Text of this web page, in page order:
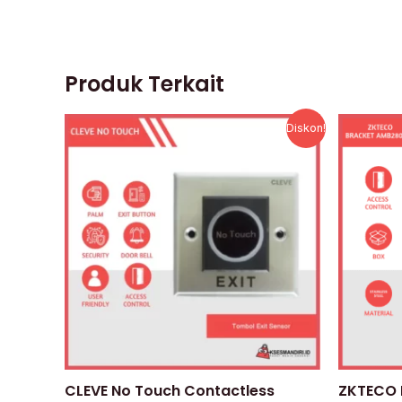
Produk Terkait
Diskon!
CLEVE No Touch Contactless
Harga
aslinya
adalah:
Rp150.000.
Harga